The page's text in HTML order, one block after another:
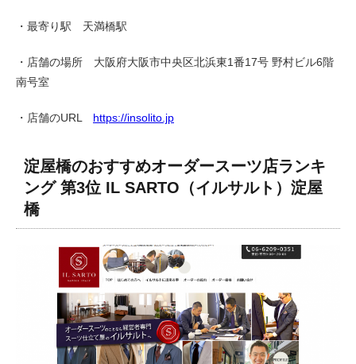
・最寄り駅 天満橋駅
・店舗の場所 大阪府大阪市中央区北浜東1番17号 野村ビル6階
南号室
・店舗のURL https://insolito.jp
淀屋橋のおすすめオーダースーツ店ランキ
ング 第3位 IL SARTO（イルサルト）淀屋
橋